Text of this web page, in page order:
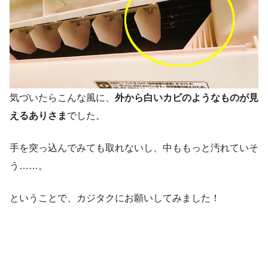
気づいたらこんな風に、 外から白いカビのようなものが見
えるありさま でした。
手を突っ込んでみても取れないし、中ももっと汚れていそ
う……。
ということで、カジタクにお願いしてみました！